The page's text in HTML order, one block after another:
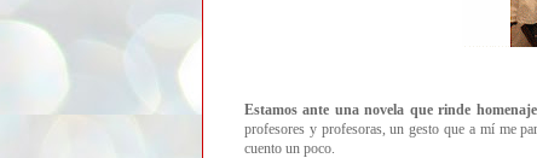
Estamos ante una novela que rinde
profesores y profesoras, un gesto que a mí me
cuento un poco.